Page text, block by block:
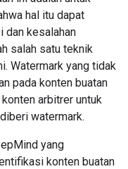
hal itu dapat
dan kesalahan
salah satu teknik
Watermark yang tidak
pada konten buatan
arbitrer untuk
watermark.
yang
konten buatan